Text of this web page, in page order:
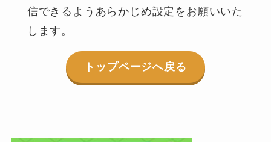
信できるようあらかじめ設定をお願いいた
します。
トップページへ戻る